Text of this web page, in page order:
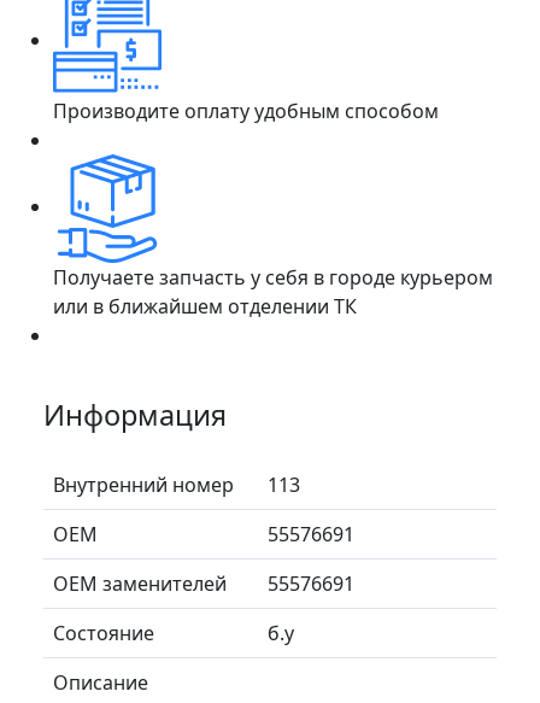
Производите оплату удобным способом
Получаете запчасть у себя в городе курьером
или в ближайшем отделении ТК
Информация
Внутренний номер
113
ОЕМ
55576691
ОЕМ заменителей
55576691
Состояние
б.у
Описание